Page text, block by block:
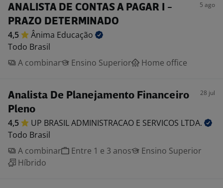
ANALISTA DE CONTAS A PAGAR I -
PRAZO DETERMINADO
5 ago
4,5 Ânima Educação
Todo Brasil
A combinar
Ensino Superior Home office
Analista De Planejamento Financeiro
Pleno
28 jul
4,5 UP BRASIL ADMINISTRACAO E SERVICOS LTDA.
Todo Brasil
A combinar
Entre 1 e 3 anos
Ensino Superior
Híbrido